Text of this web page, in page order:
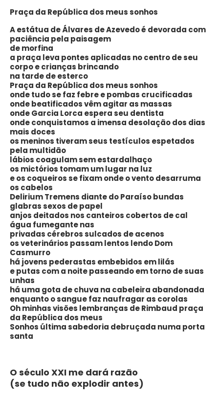
Praça da República dos meus sonhos
A estátua de Álvares de Azevedo é devorada com
paciência pela paisagem
de morfina
a praça leva pontes aplicadas no centro de seu
corpo e crianças brincando
na tarde de esterco
Praça da República dos meus sonhos
onde tudo se faz febre e pombas crucificadas
onde beatificados vêm agitar as massas
onde Garcia Lorca espera seu dentista
onde conquistamos a imensa desolação dos dias
mais doces
os meninos tiveram seus testículos espetados
pela multidão
lábios coagulam sem estardalhaço
os mictórios tomam um lugar na luz
e os coqueiros se fixam onde o vento desarruma
os cabelos
Delirium Tremens diante do Paraíso bundas
glabras sexos de papel
anjos deitados nos canteiros cobertos de cal
água fumegante nas
privadas cérebros sulcados de acenos
os veterinários passam lentos lendo Dom
Casmurro
há jovens pederastas embebidos em lilás
e putas com a noite passeando em torno de suas
unhas
há uma gota de chuva na cabeleira abandonada
enquanto o sangue faz naufragar as corolas
Oh minhas visões lembranças de Rimbaud praça
da República dos meus
Sonhos última sabedoria debruçada numa porta
santa
O século XXI me dará razão
(se tudo não explodir antes)